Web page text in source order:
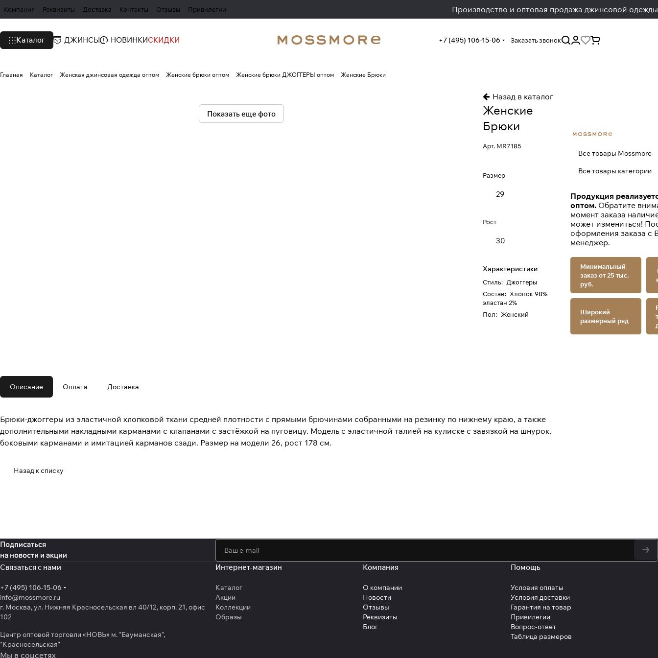
Компания Реквизиты Доставка Контакты Отзывы Привилегии Производство и оптовая продажа джинсовой одежды
Каталог ДЖИНСЫ НОВИНКИСКИДКИ +7 (495) 106-15-06 Заказать звонок
Главная Каталог Женская джинсовая одежда оптом Женские брюки оптом Женские брюки ДЖОГГЕРЫ оптом Женские Брюки
Показать еще фото
Назад в каталог
Женские
Брюки
Арт. MR7185
Размер
29
Рост
30
Характеристики
Стиль: Джоггеры
Состав: Хлопок 98%
эластан 2%
Пол: Женский
Все товары Mossmore
Все товары категории
Продукция
оптом. Обратите
момент заказа
может измениться!
оформления заказа с
менеджер.
Минимальный
заказ от 25 тыс.
руб.
Широкий
размерный ряд
Описание Оплата Доставка
Брюки-джоггеры из эластичной хлопковой ткани средней плотности с прямыми брючинами собранными на резинку по нижнему краю, а также
дополнительными накладными карманами с клапанами с застёжкой на пуговицу. Модель с эластичной талией на кулиске с завязкой на шнурок,
боковыми карманами и имитацией карманов сзади. Размер на модели 26, рост 178 см.
Назад к списку
Подписаться
на новости и акции
Связаться с нами
+7 (495) 106-15-06
info@mossmore.ru
г. Москва, ул. Нижняя Красносельская вл 40/12, корп. 21, офис
102
Центр оптовой торговли «НОВЬ» м. "Бауманская",
"Красносельская"
Интернет-магазин
Каталог
Акции
Коллекции
Образы
Компания
О компании
Новости
Отзывы
Реквизиты
Блог
Помощь
Условия оплаты
Условия доставки
Гарантия на товар
Привилегии
Вопрос-ответ
Таблица размеров
Мы в соцсетях